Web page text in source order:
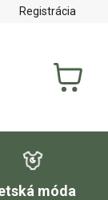
Registrácia
KOŠÍK
móda